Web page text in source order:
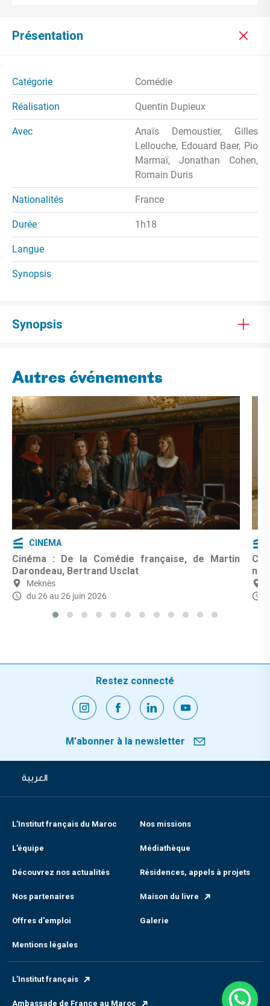
Présentation
Catégorie Comédie
Réalisation Quentin Dupieux
Avec
Anaïs Demoustier, Gilles
Lellouche, Edouard Baer, Pio
Marmaï, Jonathan Cohen,
Romain Duris
Nationalités France
Durée 1h18
Langue
Synopsis
Synopsis
Autres événements
CINÉMA
Cinéma : De la Comédie française, de Martin
Darondeau, Bertrand Usclat
Meknès
du 26 au 26 juin 2026
Restez connecté
M’abonner à la newsletter
العربية
L’Institut français du Maroc Nos missions
L’équipe Médiathèque
Découvrez nos actualités Résidences, appels à projets
Nos partenaires Maison du livre
Offres d'emploi Galerie
Mentions légales
L’Institut français
Ambassade de France au Maroc